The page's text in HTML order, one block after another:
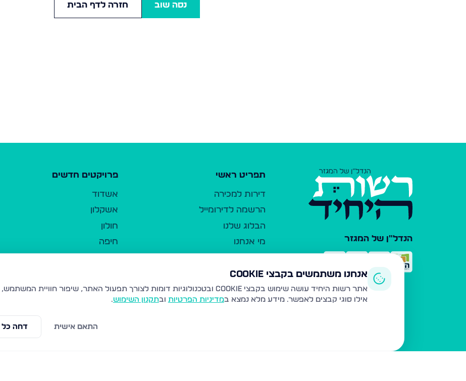
נסה שוב חזרה לדף הבית
הנדל"ן של המגזר
תפריט ראשי
דירות למכירה
הרשמה לדירומייל
הבלוג שלנו
מי אנחנו
כלי עזר
פרסום ברשות היחיד
משרדי תיווך
פרויקטים חדשים
אשדוד
אשקלון
חולון
חיפה
נהריה
עמנואל
אנחנו משתמשים בקבצי Cookie
אתר רשות היחיד עושה שימוש בקבצי Cookie ובטכנולוגיות דומות לצורך תפעול האתר, שיפור חוויית המשתמש, ניתוח שימוש ושיווק מותאם.
אילו סוגי קבצים לאפשר. מידע מלא נמצא במדיניות הפרטיות ובתקנון השימוש.
דחה כל התאם אישית